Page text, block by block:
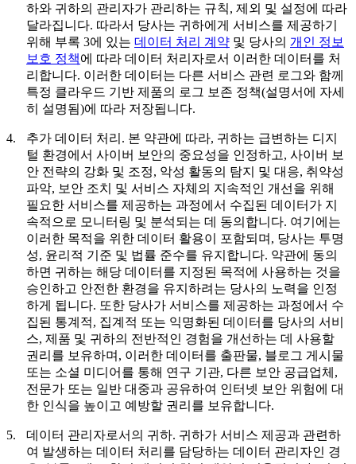
하와 귀하의 관리자가 관리하는 규칙, 제외 및 설정에 따라
달라집니다. 따라서 당사는 귀하에게 서비스를 제공하기
위해 부록 3에 있는 데이터 처리 계약 및 당사의 개인 정보
보호 정책에 따라 데이터 처리자로서 이러한 데이터를 처
리합니다. 이러한 데이터는 다른 서비스 관련 로그와 함께
특정 클라우드 기반 제품의 로그 보존 정책(설명서에 자세
히 설명됨)에 따라 저장됩니다.
4. 추가 데이터 처리. 본 약관에 따라, 귀하는 급변하는 디지
털 환경에서 사이버 보안의 중요성을 인정하고, 사이버 보
안 전략의 강화 및 조정, 악성 활동의 탐지 및 대응, 취약성
파악, 보안 조치 및 서비스 자체의 지속적인 개선을 위해
필요한 서비스를 제공하는 과정에서 수집된 데이터가 지
속적으로 모니터링 및 분석되는 데 동의합니다. 여기에는
이러한 목적을 위한 데이터 활용이 포함되며, 당사는 투명
성, 윤리적 기준 및 법률 준수를 유지합니다. 약관에 동의
하면 귀하는 해당 데이터를 지정된 목적에 사용하는 것을
승인하고 안전한 환경을 유지하려는 당사의 노력을 인정
하게 됩니다. 또한 당사가 서비스를 제공하는 과정에서 수
집된 통계적, 집계적 또는 익명화된 데이터를 당사의 서비
스, 제품 및 귀하의 전반적인 경험을 개선하는 데 사용할
권리를 보유하며, 이러한 데이터를 출판물, 블로그 게시물
또는 소셜 미디어를 통해 연구 기관, 다른 보안 공급업체,
전문가 또는 일반 대중과 공유하여 인터넷 보안 위험에 대
한 인식을 높이고 예방할 권리를 보유합니다.
5. 데이터 관리자로서의 귀하. 귀하가 서비스 제공과 관련하
여 발생하는 데이터 처리를 담당하는 데이터 관리자인 경